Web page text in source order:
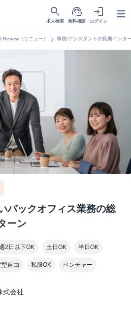
search
求人検索
support_agent
無料相談
login
ログイン
（リニュー） chevron_right 事務/アシスタントの長期インタ
バックオフィス業務の総
ーン
2日以下OK 土日OK 半日OK
型自由 私服OK ベンチャー
式会社